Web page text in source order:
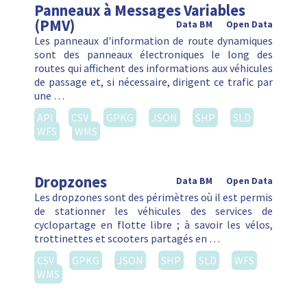
Panneaux à Messages Variables
(PMV) Open Data
Data BM
Les panneaux d'information de route dynamiques
sont des panneaux électroniques le long des
routes qui affichent des informations aux véhicules
de passage et, si nécessaire, dirigent ce trafic par
une …
API
CSV GPKG JSON SHP
SLD
WFS
WMS
Dropzones Open Data
Data BM
Les dropzones sont des périmètres où il est permis
de stationner les véhicules des services de
cyclopartage en flotte libre ; à savoir les vélos,
trottinettes et scooters partagés en …
CSV
GPKG JSON SHP SLD
WFS
WMS